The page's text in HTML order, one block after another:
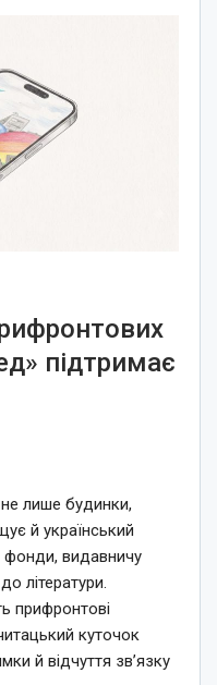
підтримає
лише будинки,
й український
фонди, видавничу
літератури.
прифронтові
куточок
й відчуття зв’язку